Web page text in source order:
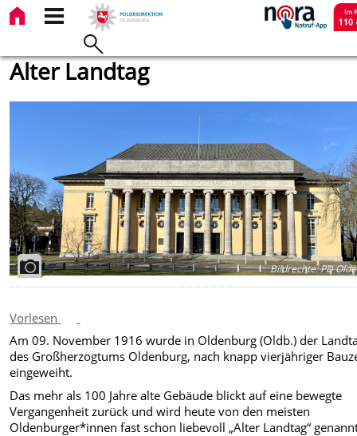
Alter Landtag
Bildrechte:PD
Vorlesen
Am 09. November 1916 wurde in Oldenburg (Oldb.) der
des Großherzogtums Oldenburg, nach knapp vierjähriger
eingeweiht.
Das mehr als 100 Jahre alte Gebäude blickt auf eine bewegte
Vergangenheit zurück und wird heute von den meisten
Oldenburger*innen fast schon liebevoll „Alter Landtag“